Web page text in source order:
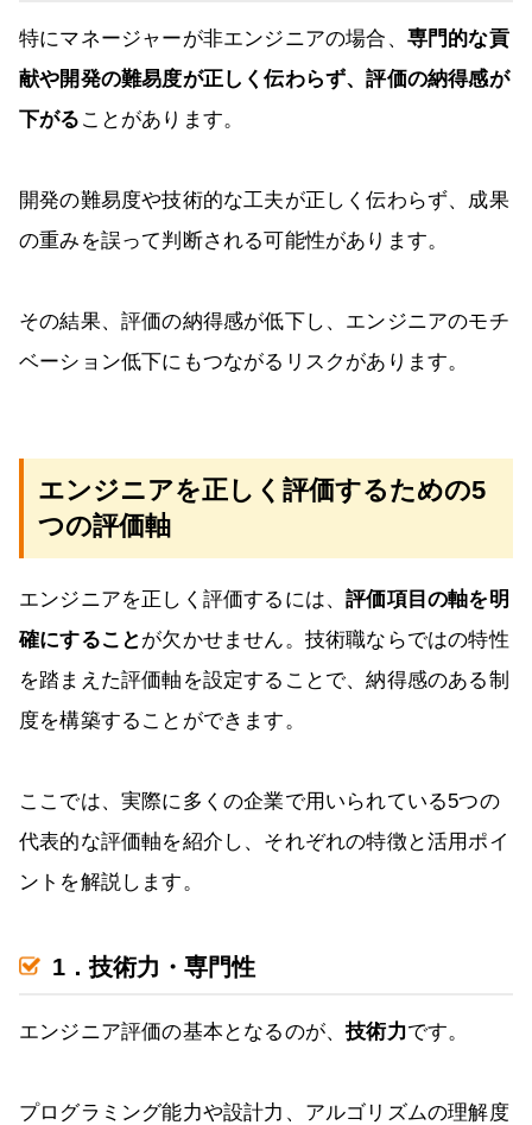
特にマネージャーが非エンジニアの場合、 専門的な貢
献や開発の難易度が正しく伝わらず、評価の納得感が
下がる ことがあります。
開発の難易度や技術的な工夫が正しく伝わらず、成果
の重みを誤って判断される可能性があります。
その結果、評価の納得感が低下し、エンジニアのモチ
ベーション低下にもつながるリスクがあります。
エンジニアを正しく評価するための5
つの評価軸
エンジニアを正しく評価するには、評価項目の軸を明
確にすることが欠かせません。技術職ならではの特性
を踏まえた評価軸を設定することで、納得感のある制
度を構築することができます。
ここでは、実際に多くの企業で用いられている5つの
代表的な評価軸を紹介し、それぞれの特徴と活用ポイ
ントを解説します。
1．技術力・専門性
エンジニア評価の基本となるのが、技術力です。
プログラミング能力や設計力、アルゴリズムの理解度